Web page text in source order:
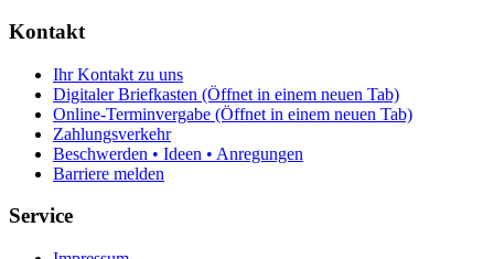
Kontakt
Ihr Kontakt zu uns
Digitaler Briefkasten (Öffnet in einem neuen Tab)
Online-Terminvergabe (Öffnet in einem neuen Tab)
Zahlungsverkehr
Beschwerden • Ideen • Anregungen
Barriere melden
Service